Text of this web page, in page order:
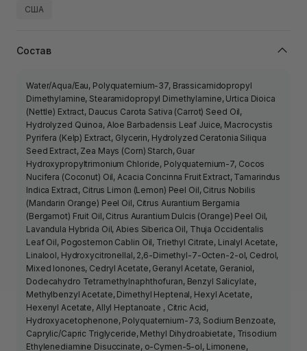
США
Состав
Water/Aqua/Eau, Polyquaternium-37, Brassicamidopropyl
Dimethylamine, Stearamidopropyl Dimethylamine, Urtica Dioica
(Nettle) Extract, Daucus Carota Sativa (Carrot) Seed Oil,
Hydrolyzed Quinoa, Aloe Barbadensis Leaf Juice, Macrocystis
Pyrifera (Kelp) Extract, Glycerin, Hydrolyzed Ceratonia Siliqua
Seed Extract, Zea Mays (Corn) Starch, Guar
Hydroxypropyltrimonium Chloride, Polyquaternium-7, Cocos
Nucifera (Coconut) Oil, Acacia Concinna Fruit Extract, Tamarindus
Indica Extract, Citrus Limon (Lemon) Peel Oil, Citrus Nobilis
(Mandarin Orange) Peel Oil, Citrus Aurantium Bergamia
(Bergamot) Fruit Oil, Citrus Aurantium Dulcis (Orange) Peel Oil,
Lavandula Hybrida Oil, Abies Siberica Oil, Thuja Occidentalis
Leaf Oil, Pogostemon Cablin Oil, Triethyl Citrate, Linalyl Acetate,
Linalool, Hydroxycitronellal, 2,6-Dimethyl-7-Octen-2-ol, Cedrol,
Mixed Ionones, Cedryl Acetate, Geranyl Acetate, Geraniol,
Dodecahydro Tetramethylnaphthofuran, Benzyl Salicylate,
Methylbenzyl Acetate, Dimethyl Heptenal, Hexyl Acetate,
Hexenyl Acetate, Allyl Heptanoate , Citric Acid,
Hydroxyacetophenone, Polyquaternium-73, Sodium Benzoate,
Caprylic/Capric Triglyceride, Methyl Dihydroabietate, Trisodium
Ethylenediamine Disuccinate, o-Cymen-5-ol, Limonene,